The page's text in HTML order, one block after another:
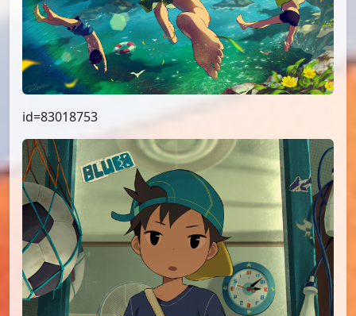
id=83018753